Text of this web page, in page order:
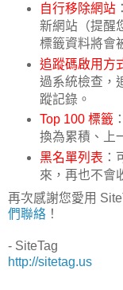
自行移除網站
新網站（提醒
標籤資料將會
追蹤碼啟用方
過系統檢查，
蹤記錄。
Top 100 標籤
換為累積、上
黑名單列表 ：
來，再也不會
再次感謝您愛用
們聯絡 ！
- SiteTag
http://sitetag.us